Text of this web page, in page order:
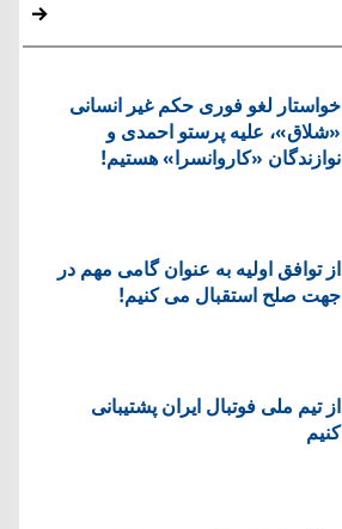
خواستار لغو فوری حکم غیر انسانی
«شلاق»، علیه پرستو احمدی و
نوازندگان «کاروانسرا» هستیم!
از توافق اولیه به عنوان گامی مهم در
جهت صلح استقبال می کنیم!
از تیم ملی فوتبال ایران پشتیبانی
کنیم